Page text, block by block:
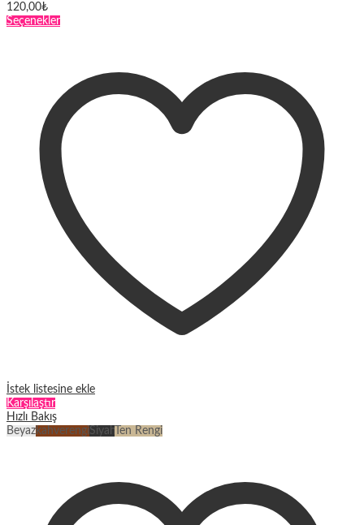
120,00₺
SeçeneklerBu
varyasyonu
var.
Seçenekler
ürün
sayfasından
seçilebilir
İstek listesine ekle
Karşılaştır
Hızlı Bakış
BeyazkahverengiSiyah Ten Rengi